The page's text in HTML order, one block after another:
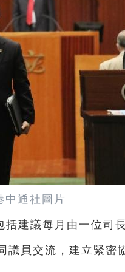
中通社圖片
建議每月由一位司
員交流，建立緊密